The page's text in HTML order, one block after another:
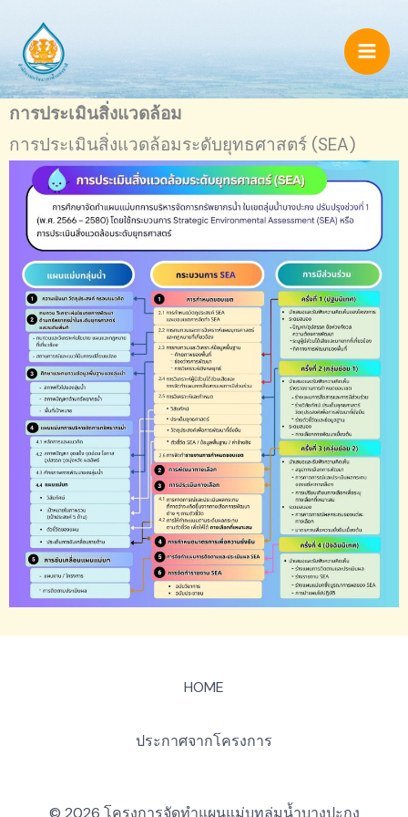
content
การประเมินสิ่งแวดล้อม
การประเมินสิ่งแวดล้อมระดับยุทธศาสตร์ (SEA)
HOME
ประกาศจากโครงการ
© 2026 โครงการจัดทำแผนแม่บทลุ่มน้ำบางปะกง